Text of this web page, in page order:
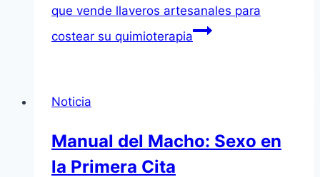
que vende llaveros artesanales para
costear su quimioterapia
Noticia
Manual del Macho: Sexo en
la Primera Cita